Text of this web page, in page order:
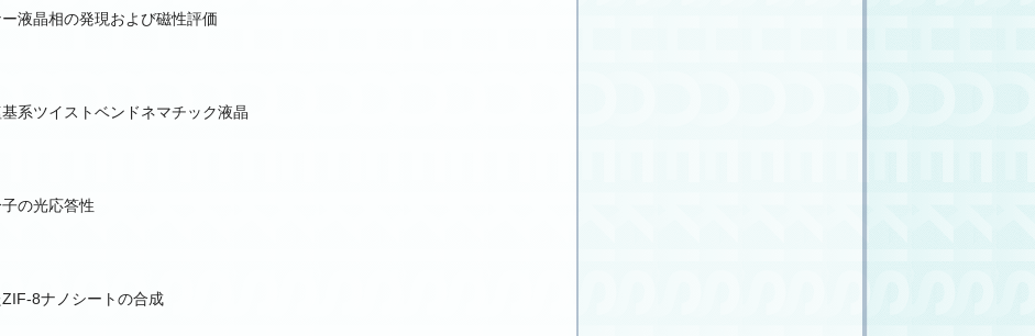
液晶相の発現および磁性評価
系ツイストベンドネマチック液晶
の光応答性
8ナノシートの合成